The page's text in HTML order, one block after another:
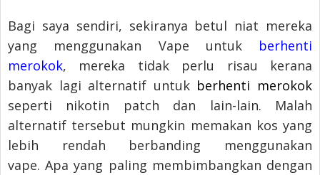
Bagi saya sendiri, sekiranya betul niat mereka
yang menggunakan Vape untuk berhenti
merokok, mereka tidak perlu risau kerana
banyak lagi alternatif untuk berhenti merokok
seperti nikotin patch dan lain-lain. Malah
alternatif tersebut mungkin memakan kos yang
lebih rendah berbanding menggunakan
vape.Apa yang paling membimbangkan dengan